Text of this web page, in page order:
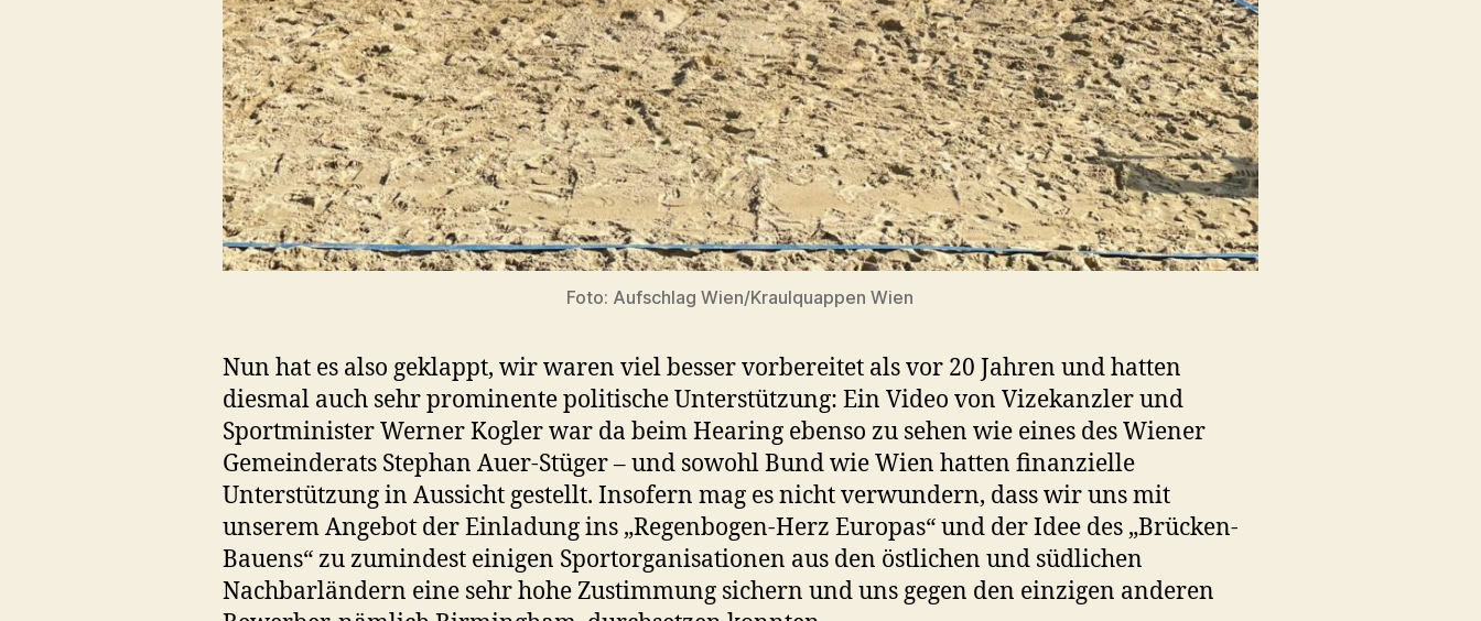
Foto: Aufschlag Wien/Kraulquappen Wien
Nun hat es also geklappt, wir waren viel besser vorbereitet als vor 20 Jahren und hatten
diesmal auch sehr prominente politische Unterstützung: Ein Video von Vizekanzler und
Sportminister Werner Kogler war da beim Hearing ebenso zu sehen wie eines des Wiener
Gemeinderats Stephan Auer-Stüger – und sowohl Bund wie Wien hatten finanzielle
Unterstützung in Aussicht gestellt. Insofern mag es nicht verwundern, dass wir uns mit
unserem Angebot der Einladung ins „Regenbogen-Herz Europas“ und der Idee des „Brücken-
Bauens“ zu zumindest einigen Sportorganisationen aus den östlichen und südlichen
Nachbarländern eine sehr hohe Zustimmung sichern und uns gegen den einzigen anderen